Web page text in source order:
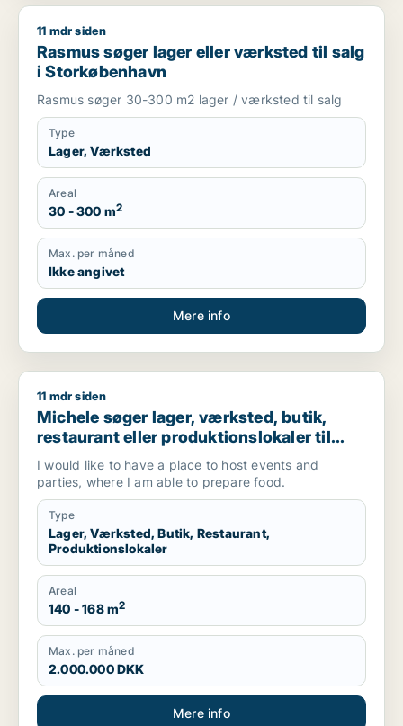
Rasmus søger lager eller værksted til salg i Storkøbenhavn
11 mdr siden
Rasmus søger lager eller værksted til salg
i Storkøbenhavn
Rasmus søger 30-300 m2 lager / værksted til salg
Type
Lager, Værksted
Areal
30 - 300 m2
Max. per måned
Ikke angivet
Mere info
Michele søger lager, værksted, butik, restaurant eller
11 mdr siden
Michele søger lager, værksted, butik,
restaurant eller produktionslokaler til
salg i Valby, Glostrup eller Brøndby m.fl.
I would like to have a place to host events and
parties, where I am able to prepare food.
Type
Lager, Værksted, Butik, Restaurant,
Produktionslokaler
Areal
140 - 168 m2
Max. per måned
2.000.000 DKK
Mere info